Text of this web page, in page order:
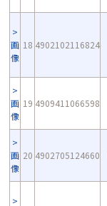
画
像
18 4902102116824
画
像
19 4909411066598
画
像
20 4902705124660